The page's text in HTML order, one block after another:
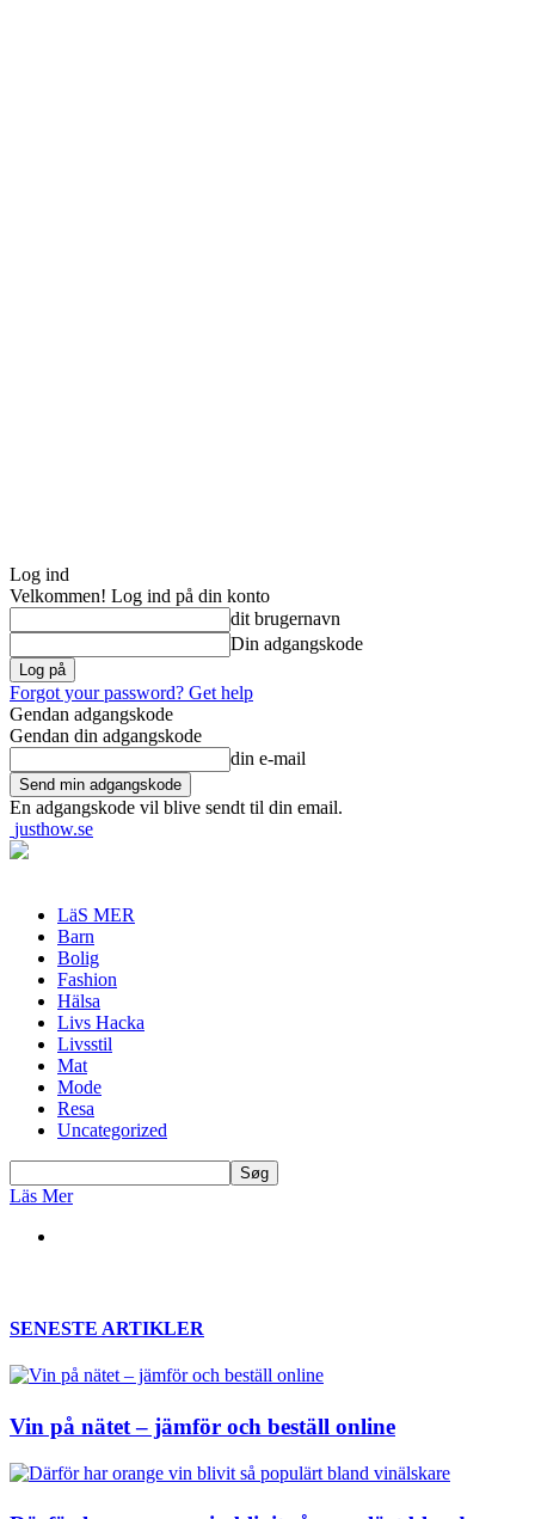
Log ind
Velkommen! Log ind på din konto
dit brugernavn
Din adgangskode
Forgot your password? Get help
Gendan adgangskode
Gendan din adgangskode
din e-mail
En adgangskode vil blive sendt til din email.
justhow.se
LäS MER
Barn
Bolig
Fashion
Hälsa
Livs Hacka
Livsstil
Mat
Mode
Resa
Uncategorized
Läs Mer
SENESTE ARTIKLER
Vin på nätet – jämför och beställ online